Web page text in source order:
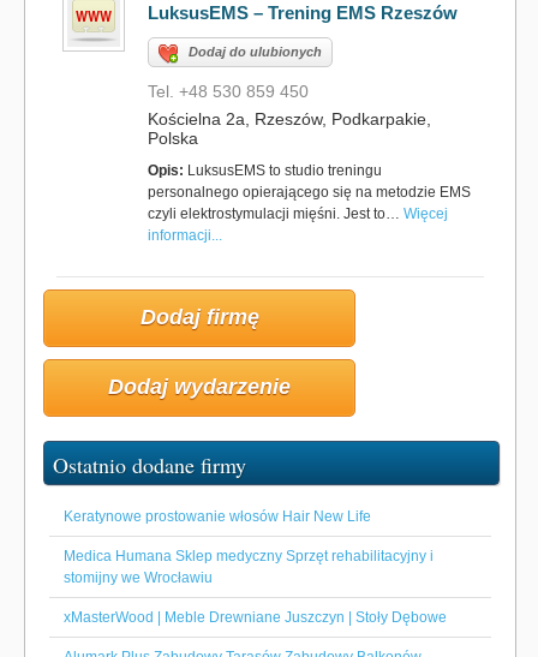
LuksusEMS – Trening EMS Rzeszów
Dodaj do ulubionych
Tel. +48 530 859 450
Kościelna 2a, Rzeszów, Podkarpakie,
Polska
Opis: LuksusEMS to studio treningu
personalnego opierającego się na metodzie EMS
czyli elektrostymulacji mięśni. Jest to… Więcej
informacji...
Dodaj firmę
Dodaj wydarzenie
Ostatnio dodane firmy
Keratynowe prostowanie włosów Hair New Life
Medica Humana Sklep medyczny Sprzęt rehabilitacyjny i
stomijny we Wrocławiu
xMasterWood | Meble Drewniane Juszczyn | Stoły Dębowe